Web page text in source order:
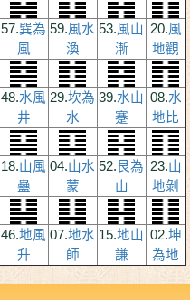
57.巽為
風
59.風水
渙
53.風山
漸
20.風
地觀
48.水風
井
29.坎為
水
39.水山
蹇
08.水
地比
18.山風
蠱
04.山水
蒙
52. 艮為
山
23.山
地剝
46.地風
升
07.地水
師
15.地山
謙
02.坤
為地